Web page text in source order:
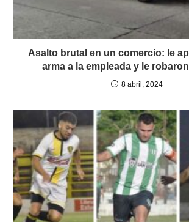
Asalto brutal en un comercio: le
arma a la empleada y le
8 abril, 2024